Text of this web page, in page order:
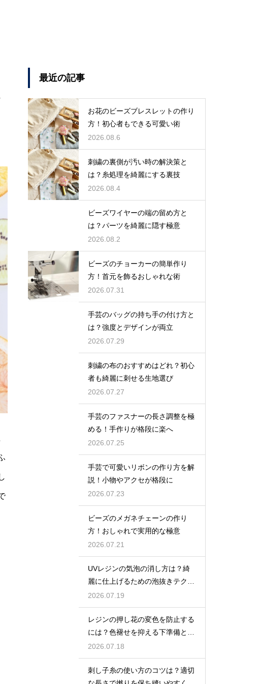
最近の記事
お花のビーズブレスレットの作り
方！初心者もできる可愛い術
2026.08.6
刺繍の裏側が汚い時の解決策と
は？糸処理を綺麗にする裏技
2026.08.4
ビーズワイヤーの端の留め方と
は？パーツを綺麗に隠す極意
2026.08.2
ビーズのチョーカーの簡単作り
方！首元を飾るおしゃれな術
2026.07.31
手芸のバッグの持ち手の付け方と
は？強度とデザインが両立
2026.07.29
刺繍の布のおすすめはどれ？初心
者も綺麗に刺せる生地選び
2026.07.27
手芸のファスナーの長さ調整を極
める！手作りが格段に楽へ
2026.07.25
手芸で可愛いリボンの作り方を解
説！小物やアクセが格段に
2026.07.23
ビーズのメガネチェーンの作り
方！おしゃれで実用的な極意
2026.07.21
UVレジンの気泡の消し方は？綺
麗に仕上げるための泡抜きテクニ
ック
2026.07.19
レジンの押し花の変色を防止する
には？色褪せを抑える下準備とU
Vカットの工夫
2026.07.18
刺し子糸の使い方のコツは？適切